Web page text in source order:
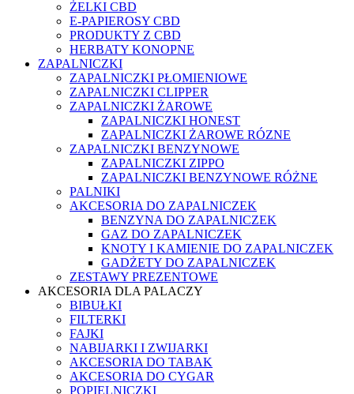
ŻELKI CBD
E-PAPIEROSY CBD
PRODUKTY Z CBD
HERBATY KONOPNE
ZAPALNICZKI
ZAPALNICZKI PŁOMIENIOWE
ZAPALNICZKI CLIPPER
ZAPALNICZKI ŻAROWE
ZAPALNICZKI HONEST
ZAPALNICZKI ŻAROWE RÓZNE
ZAPALNICZKI BENZYNOWE
ZAPALNICZKI ZIPPO
ZAPALNICZKI BENZYNOWE RÓŻNE
PALNIKI
AKCESORIA DO ZAPALNICZEK
BENZYNA DO ZAPALNICZEK
GAZ DO ZAPALNICZEK
KNOTY I KAMIENIE DO ZAPALNICZEK
GADŻETY DO ZAPALNICZEK
ZESTAWY PREZENTOWE
AKCESORIA DLA PALACZY
BIBUŁKI
FILTERKI
FAJKI
NABIJARKI I ZWIJARKI
AKCESORIA DO TABAK
AKCESORIA DO CYGAR
POPIELNICZKI